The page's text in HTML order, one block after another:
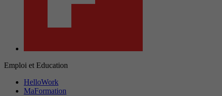
Emploi et Education
HelloWork
MaFormation